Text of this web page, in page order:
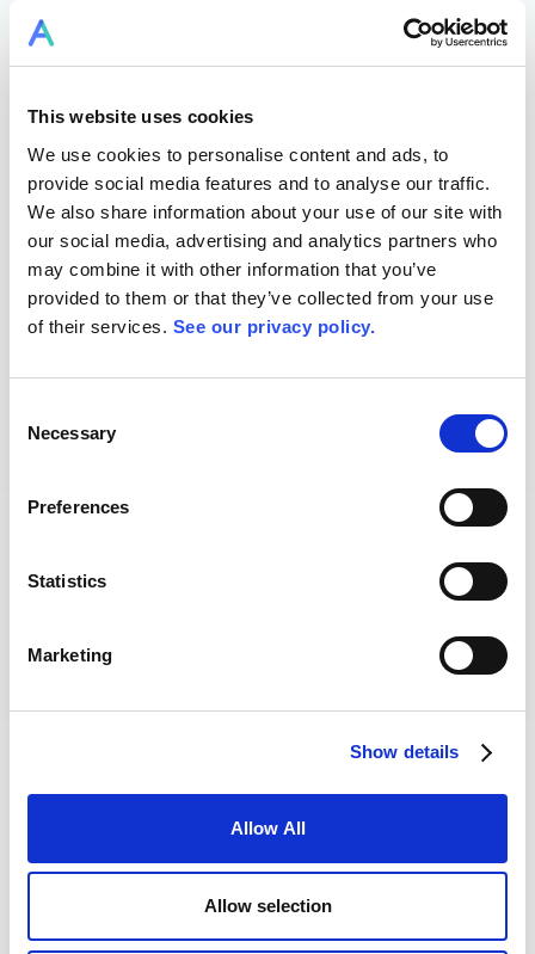
This website uses cookies
We use cookies to personalise content and ads, to
provide social media features and to analyse our traffic.
We also share information about your use of our site with
our social media, advertising and analytics partners who
may combine it with other information that you’ve
provided to them or that they’ve collected from your use
of their services. See our privacy policy.
Selection
Necessary
Preferences
Statistics
Marketing
Show details
Allow All
Allow selection
mit Perspektiven aus der industriellen Praxis: multiprojektfähige
mit konkreten Beispielen, Praxiserkenntnissen und erprobten
Mehrwert
Mehr Klarheit, weniger Rätselraten. Transparenz über
Abhängigkeiten und Puffer führen zu fundierten
Technik
Teams & Ressourcen
Engpässe den Takt vorgeben.
Für das Webinar
registrieren